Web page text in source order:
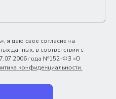
я даю свое согласие на
данных, в соответствии с
года №152-ФЗ «О
конфиденциальности.